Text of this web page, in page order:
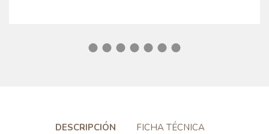
DESCRIPCIÓN
FICHA TÉCNICA